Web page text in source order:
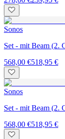
Sonos
Set - mit Beam (2.
568,00 €518,95 €
Sonos
Set - mit Beam (2.
568,00 €518,95 €